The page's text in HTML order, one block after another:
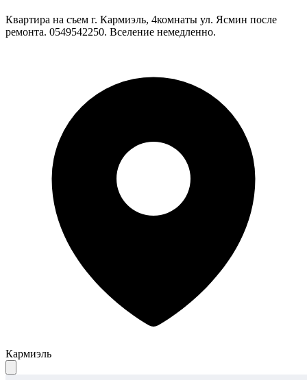
Квартира на съем г. Кармиэль, 4комнаты ул. Ясмин после
ремонта. 0549542250. Вселение немедленно.
Кармиэль